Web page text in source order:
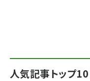
人気記事トップ10